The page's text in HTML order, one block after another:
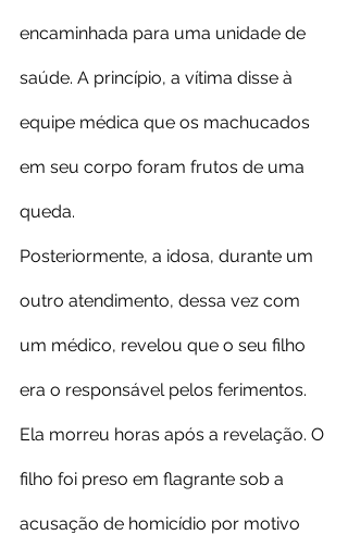
encaminhada para uma unidade de
saúde. A princípio, a vítima disse à
equipe médica que os machucados
em seu corpo foram frutos de uma
queda.
Posteriormente, a idosa, durante um
outro atendimento, dessa vez com
um médico, revelou que o seu filho
era o responsável pelos ferimentos.
Ela morreu horas após a revelação. O
filho foi preso em flagrante sob a
acusação de homicídio por motivo